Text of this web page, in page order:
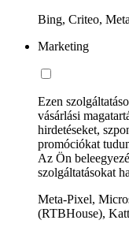
Bing, Criteo,
Marketing
Ezen
vásárlási
hirdetéseket,
promóciókat
Az Ön
szolgáltatásokat
Meta-Pixel,
(RTBHouse),